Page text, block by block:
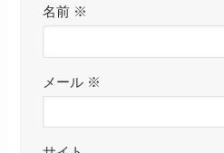
名前 ※
メール ※